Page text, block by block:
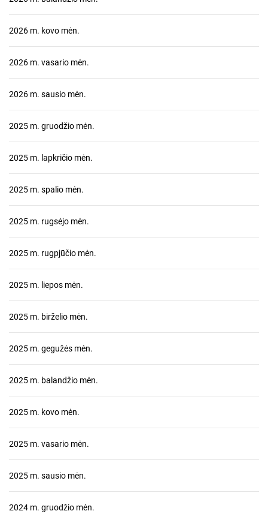
2026 m. kovo mėn.
2026 m. vasario mėn.
2026 m. sausio mėn.
2025 m. gruodžio mėn.
2025 m. lapkričio mėn.
2025 m. spalio mėn.
2025 m. rugsėjo mėn.
2025 m. rugpjūčio mėn.
2025 m. liepos mėn.
2025 m. birželio mėn.
2025 m. gegužės mėn.
2025 m. balandžio mėn.
2025 m. kovo mėn.
2025 m. vasario mėn.
2025 m. sausio mėn.
2024 m. gruodžio mėn.